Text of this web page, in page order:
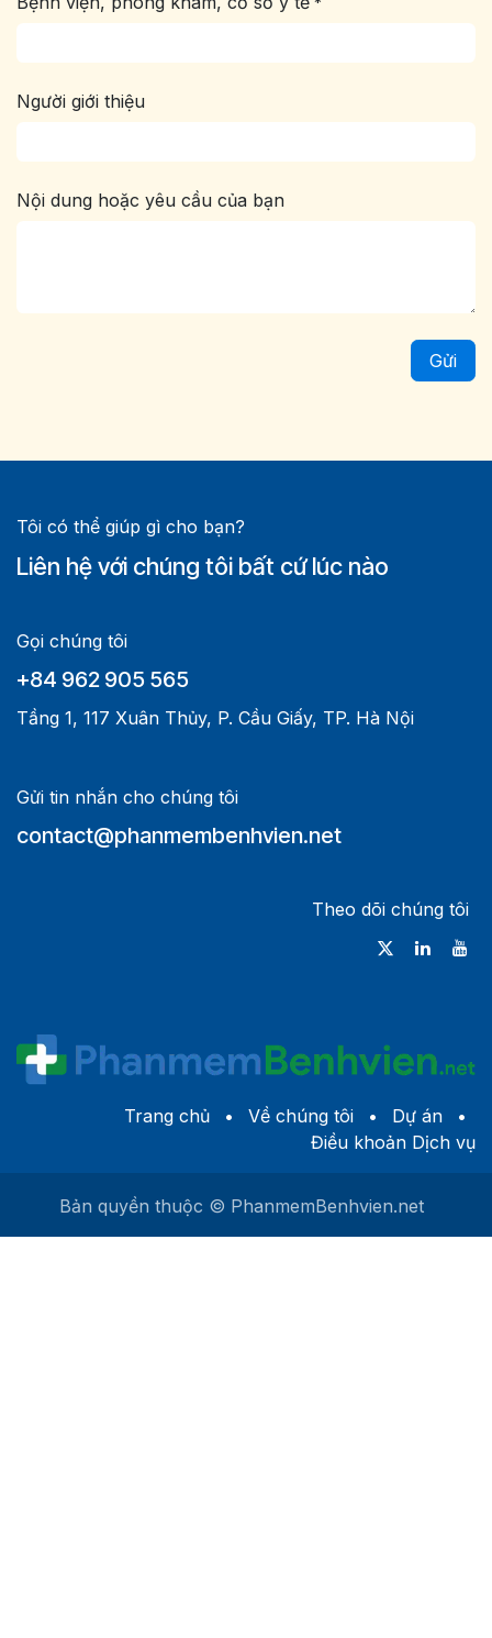
Người giới thiệu
Nội dung hoặc yêu cầu của bạn
Gửi
Tôi có thể giúp gì cho bạn?
Liên hệ với chúng tôi bất cứ lúc nào
Gọi chúng tôi
+84 962 905 565
Tầng 1, 117 Xuân Thủy, P. Cầu Giấy, TP. Hà Nội
Gửi tin nhắn cho chúng tôi
contact@phanmembenhvien.net
Theo dõi chúng tôi
Trang chủ • Về c​húng tôi • Dự án
•
Điều khoản Dịch vụ
Bản quyền thuộc © PhanmemBenhvien.net